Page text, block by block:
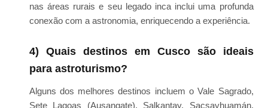
nas áreas rurais e seu legado inca inclui uma profunda
conexão com a astronomia, enriquecendo a experiência.
4) Quais destinos em Cusco são ideais
para astroturismo?
Alguns dos melhores destinos incluem o Vale Sagrado,
Sete Lagoas (Ausangate), Salkantay, Sacsayhuamán,